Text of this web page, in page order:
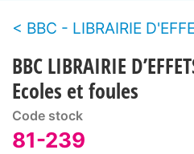
BBC - LIBRAIRIE
BBC LIBRAIRIE
Ecoles et foules
Code stock
81-239